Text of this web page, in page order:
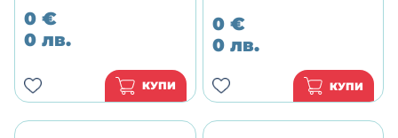
0 €
0 лв.
КУПИ
0 €
0 лв.
КУПИ